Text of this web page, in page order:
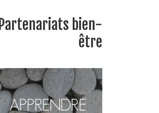
Partenariats bien-
être